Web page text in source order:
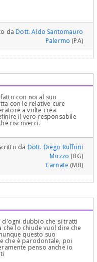
daDott. Aldo Santomauro
Palermo (PA)
con noi al suo
con le relative cure
a volte crea
il vero responsabile
riscriverci.
da Dott. Diego Ruffoni
Mozzo (BG)
Carnate (MB)
d'ogni dubbio che si tratti
lo chiude vuol dire che
questo suo
che è parodontale, poi
penso anche io